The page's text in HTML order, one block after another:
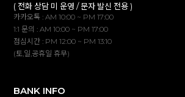
( 전화 상담 미 운영 / 문자 발신 전용 )
카카오톡 : AM 10:00 ~ PM 17:00
1:1 문의 : AM 10:00 ~ PM 17:00
점심시간 : PM 12:00 ~ PM 13:10
(토,일,공휴일 휴무)
BANK INFO